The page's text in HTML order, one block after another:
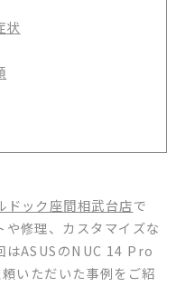
状
ドック座間相武台店で
修理、カスタマイズな
はASUSのNUC 14 Pro
いただいた事例をご紹